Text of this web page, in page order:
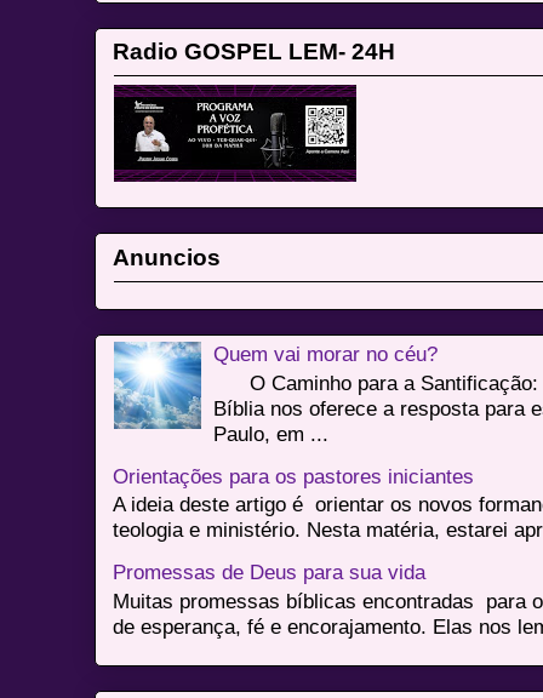
Radio GOSPEL LEM- 24H
Anuncios
Quem vai morar no céu?
O Caminho para a Santificação:
Bíblia nos oferece a resposta para
Paulo, em ...
Orientações para os pastores iniciantes
A ideia deste artigo é orientar os novos
teologia e ministério. Nesta matéria, estarei
Promessas de Deus para sua vida
Muitas promessas bíblicas encontradas para
de esperança, fé e encorajamento. Elas nos